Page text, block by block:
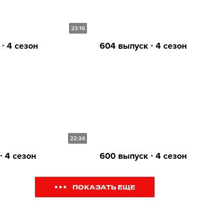
23:16
4 сезон 604 выпуск ∙ 4 сезон
22:34
4 сезон 600 выпуск ∙ 4 сезон
ПОКАЗАТЬ ЕЩЕ